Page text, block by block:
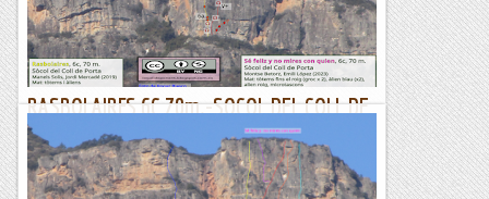
Lo gall
RASBOLAIRES 6C 70m.-SOCOL DEL COLL DE
PORTA-MONTROIG
Bon Any gent , desitgem de tot cor que aquet any que
comencen us sigo ben profitós. Nosaltres us farem un petit